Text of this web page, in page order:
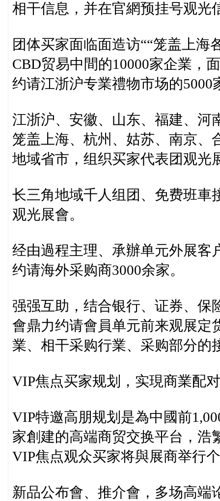
相干信息，并在官網预挂号观光
团体买家面临面造访““笼盖上
CBD贸易中間的10000家企業，
约请江浙沪专業禮物市场的5000
江浙沪、安徽、山东、福建、河
笼盖上海、杭州、姑苏、南京、
地域省市，组织买家代表团观光
长三角地域千人组团、免费班車
观光展會。
经由過程主理、承辦单元外展客
约请海外采购商3000余家。
强强互助，结合银行、证券、保
會鼎力约请會員单元前来观展定
業、相干采购行業、采购部分的
VIP焦点买家规划，实現商業配对
VIP特邀高朋规划是為中國前
家創建的高端商贸交换平台，浩
VIP焦点观众买家将與展商举行
新品公布會、推介會，多场高端